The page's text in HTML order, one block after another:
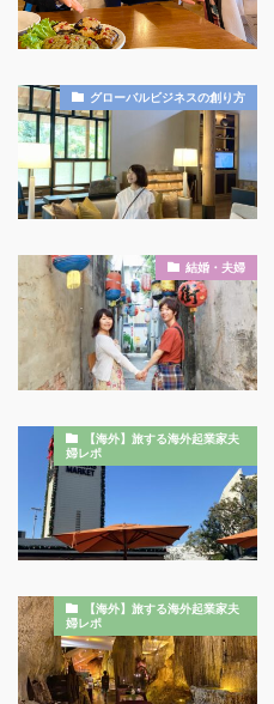
グローバルビジネスの創り方
結婚・夫婦
【海外】旅する海外起業家夫
婦レポ
【海外】旅する海外起業家夫
婦レポ